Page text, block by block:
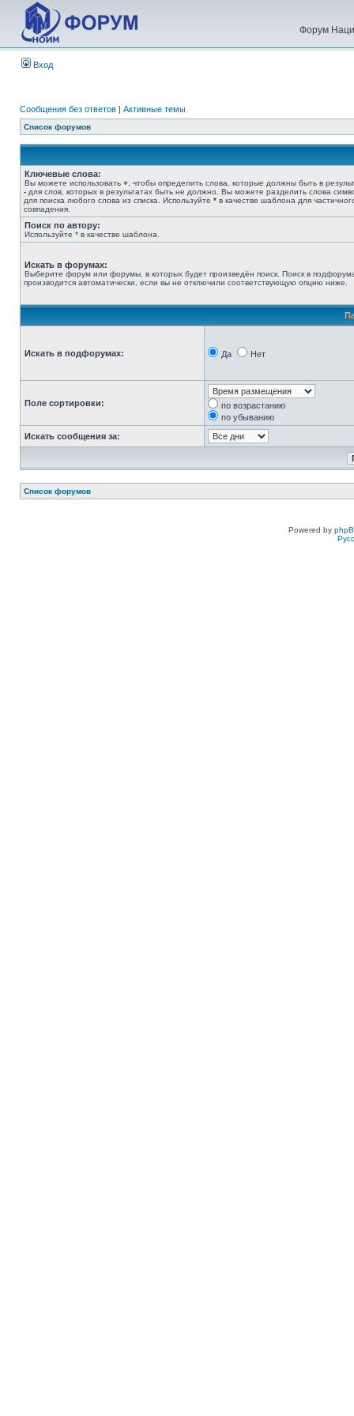
Форум
Вход
Сообщения без ответов | Активные темы
Список форумов
Ключевые слова:
Вы можете использовать + , чтобы определить слова, которые должны быть в
- для слов, которых в результатах быть не должно. Вы можете разделить слова
для поиска любого слова из списка. Используйте * в качестве шаблона для
совпадения.
Поиск по автору:
Используйте * в качестве шаблона.
Искать в форумах:
Выберите форум или форумы, в которых будет произведён поиск. Поиск в
производится автоматически, если вы не отключили соответствующую опцию ниже.
Искать в подфорумах: Да Нет
Поле сортировки:
по возрастанию
по убыванию
Искать сообщения за:
Список форумов
Powered by